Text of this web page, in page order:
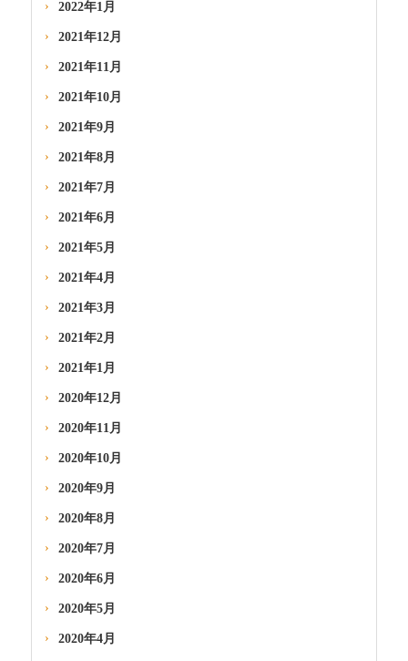
2022年1月
2021年12月
2021年11月
2021年10月
2021年9月
2021年8月
2021年7月
2021年6月
2021年5月
2021年4月
2021年3月
2021年2月
2021年1月
2020年12月
2020年11月
2020年10月
2020年9月
2020年8月
2020年7月
2020年6月
2020年5月
2020年4月